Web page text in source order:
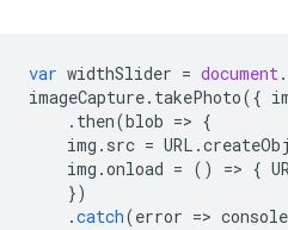
var widthSlider = document.
imageCapture. takePhoto({
. then(blob => {
img . src = URL .
img .onload = () => {
})
.catch(error => console